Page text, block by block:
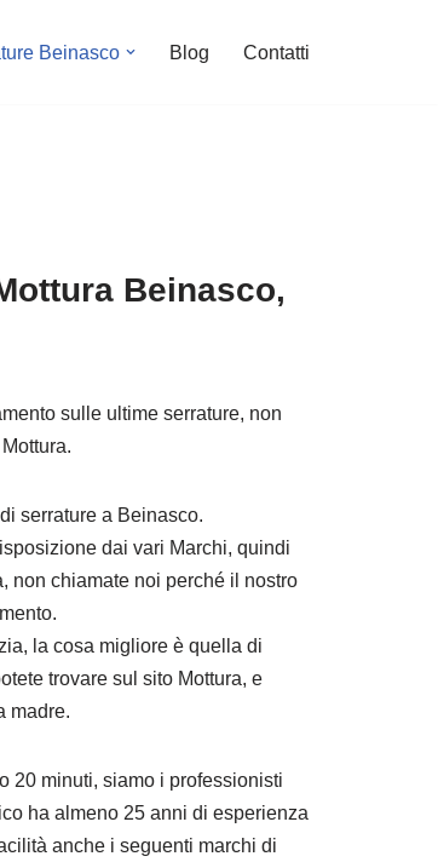
Beinasco Blog Contatti
Beinasco,
sulle ultime serrature, non
serrature a Beinasco.
dai vari Marchi, quindi
non chiamate noi perché il nostro
la cosa migliore è quella di
trovare sul sito Mottura, e
madre.
20 minuti, siamo i professionisti
ha almeno 25 anni di esperienza
anche i seguenti marchi di